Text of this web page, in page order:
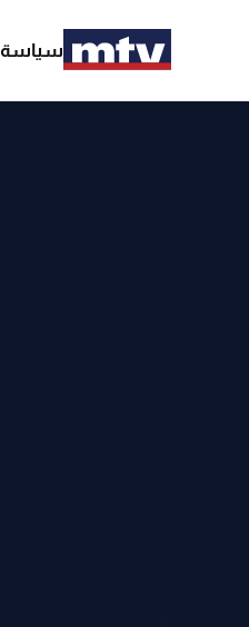
سياسة